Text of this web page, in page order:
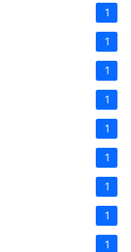
1
1
1
1
1
1
1
1
1